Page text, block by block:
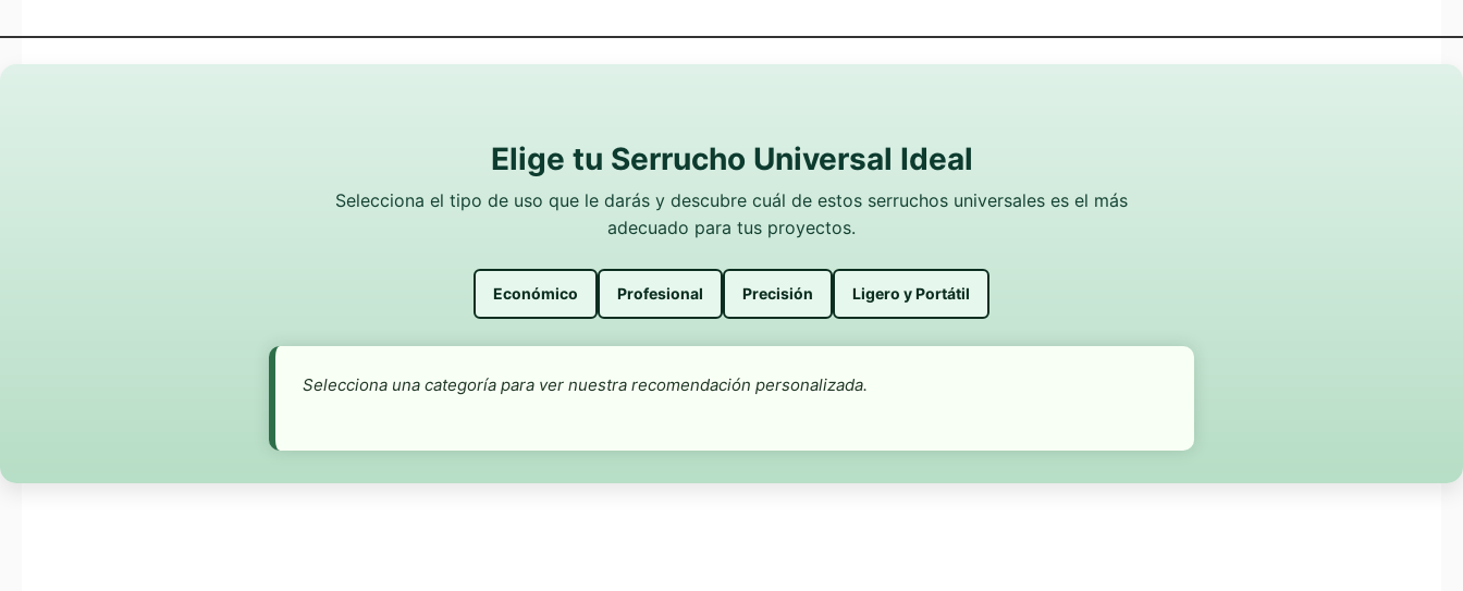
Elige tu Serrucho Universal Ideal
Selecciona el tipo de uso que le darás y descubre cuál de estos serruchos universales es el más
adecuado para tus proyectos.
Económico Profesional Precisión Ligero y Portátil
Selecciona una categoría para ver nuestra recomendación personalizada.